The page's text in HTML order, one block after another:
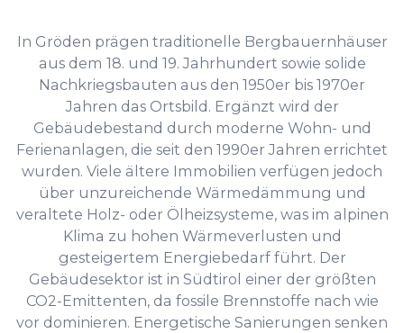
In Gröden prägen traditionelle Bergbauernhäuser
aus dem 18. und 19. Jahrhundert sowie solide
Nachkriegsbauten aus den 1950er bis 1970er
Jahren das Ortsbild. Ergänzt wird der
Gebäudebestand durch moderne Wohn- und
Ferienanlagen, die seit den 1990er Jahren errichtet
wurden. Viele ältere Immobilien verfügen jedoch
über unzureichende Wärmedämmung und
veraltete Holz- oder Ölheizsysteme, was im alpinen
Klima zu hohen Wärmeverlusten und
gesteigertem Energiebedarf führt. Der
Gebäudesektor ist in Südtirol einer der größten
CO2-Emittenten, da fossile Brennstoffe nach wie
vor dominieren. Energetische Sanierungen senken